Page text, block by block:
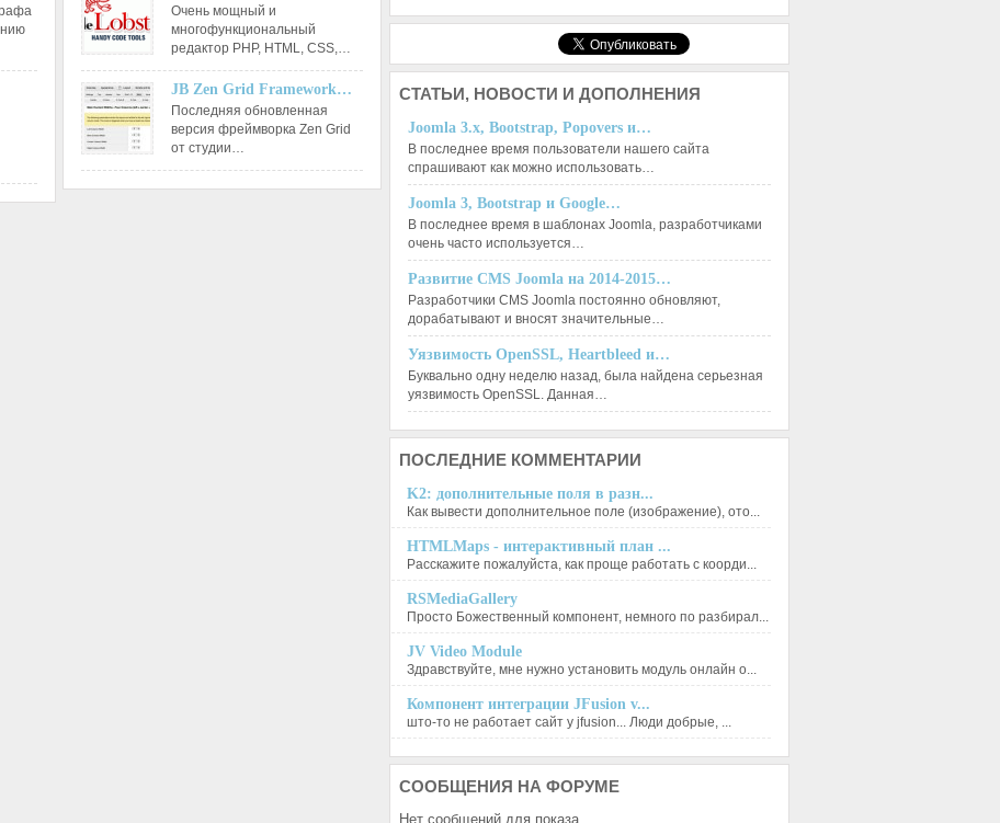
Очень мощный и
многофункциональный
редактор РНР, HTML, CSS,…
JB Zen Grid Framework…
Последняя обновленная
версия фреймворка Zen Grid
от студии…
СТАТЬИ, НОВОСТИ И ДОПОЛНЕНИЯ
Joomla 3.x, Bootstrap, Popovers и…
В последнее время пользователи нашего сайта
спрашивают как можно использовать…
Joomla 3, Bootstrap и Google…
В последнее время в шаблонах Joomla, разработчиками
очень часто используется…
Развитие CMS Joomla на 2014-2015…
Разработчики CMS Joomla постоянно обновляют,
дорабатывают и вносят значительные…
Уязвимость OpenSSL, Heartbleed и…
Буквально одну неделю назад, была найдена серьезная
уязвимость OpenSSL. Данная…
ПОСЛЕДНИЕ КОММЕНТАРИИ
K2: дополнительные поля в разн...
Как вывести дополнительное поле (изображение), ото...
HTMLMaps - интерактивный план ...
Расскажите пожалуйста, как проще работать с коорди...
RSMediaGallery
Просто Божественный компонент, немного по разбирал...
JV Video Module
Здравствуйте, мне нужно установить модуль онлайн о...
Компонент интеграции JFusion v...
што-то не работает сайт у jfusion... Люди добрые, ...
СООБЩЕНИЯ НА ФОРУМЕ
Нет сообщений для показа